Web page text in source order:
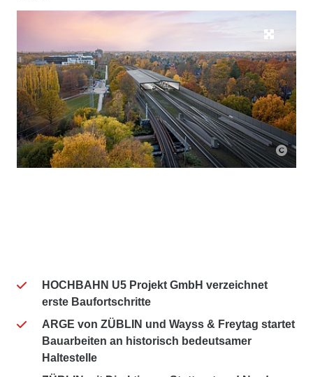
HOCHBAHN U5 Projekt GmbH verzeichnet
erste Baufortschritte
ARGE von ZÜBLIN und Wayss & Freytag startet
Bauarbeiten an historisch bedeutsamer
Haltestelle